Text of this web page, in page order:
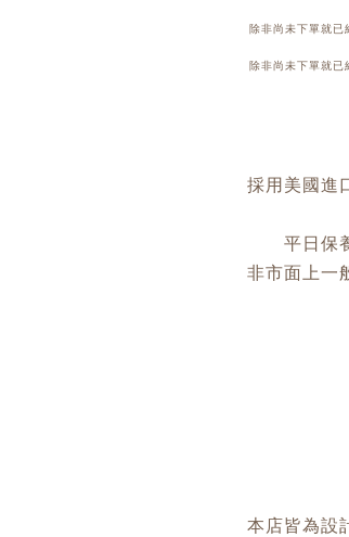
除非尚未下單就已
除非尚未下單就已
採用美國進
平日保
非市面上一
本店皆為設